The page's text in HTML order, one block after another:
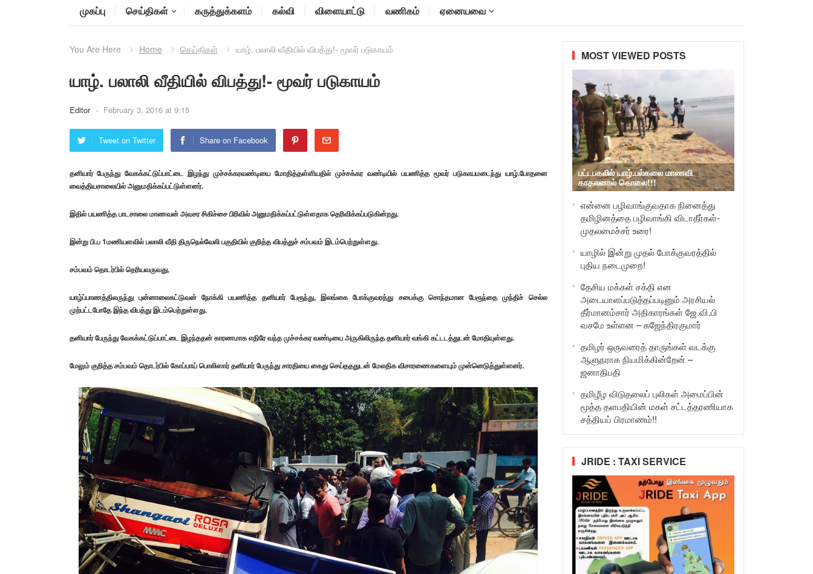
முகப்பு செய்திகள் கருத்துக்களம் கல்வி விளையாட்டு வணிகம் ஏனையவை
You Are Here Home செய்திகள் யாழ். பலாலி வீதியில் விபத்து!- மூவர் படுகாயம்
யாழ். பலாலி வீதியில் விபத்து!- மூவர் படுகாயம்
Editor - February 3, 2016 at 9:15
Tweet on Twitter Share on Facebook
தனியார் பேருந்து வேகக்கட்டுப்பாட்டை இழந்து முச்சக்கரவண்டியை மோதித்தள்ளியதில் முச்சக்கர வண்டியில் பயணித்த மூவர் படுகாயமடைந்து யாழ்.போதனை
வைத்தியசாலையில் அனுமதிக்கப்பட்டுள்ளனர்.
இதில் பயணித்த பாடசாலை மாணவன் அவசர சிகிச்சை பிரிவில் அனுமதிக்கப்பட்டுள்ளதாக தெரிவிக்கப்படுகின்றது.
இன்று பி.ப 1மணியளவில் பலாலி வீதி திருநெல்வேலி பகுதியில் குறித்த விபத்துச் சம்பவம் இடம்பெற்றுள்ளது.
சம்பவம் தொடர்பில் தெரியவருவது,
யாழ்ப்பாணத்திலருந்து புன்னாலைகட்டுவன் நோக்கி பயணித்த தனியார் பேரூந்து, இலங்கை போக்குவரத்து சபைக்கு சொந்தமான பேரூந்தை முந்திச் செல்ல
முற்பட்டபோதே இந்த விபத்து இடம்பெற்றுள்ளது.
தனியார் பேருந்து வேகக்கட்டுப்பாட்டை இழந்ததன் காரணமாக எதிரே வந்த முச்சக்கர வண்டியை அருகிலிருந்த தனியார் வங்கி கட்டடத்துடன் மோதியுள்ளது.
மேலும் குறித்த சம்பவம் தொடர்பில் கோப்பாய் பொலிஸார் தனியார் பேருந்து சாரதியை கைது செய்தததுடன் மேலதிக விசாரணைகளையும் முன்னெடுத்துள்ளனர்.
MOST VIEWED POSTS
பட்டபகலில் யாழ்.பல்கலை மாணவி
காதலனால் கொலை!!!
என்னை பழிவாங்குவதாக நினைத்து
தமிழினத்தை பழிவாங்கி விடாதீர்கள்-
முதலமைச்சர் உரை!
யாழில் இன்று முதல் போக்குவரத்தில்
புதிய நடைமுறை!
தேசிய மக்கள் சக்தி என
அடையாளப்படுத்தப்படினும் அரசியல்
தீர்மானம்சார் அதிகாரங்கள் ஜே.வி.பி
வசமே உள்ளன – கஜேந்திரகுமார்
தமிழர் ஒருவரைத் தாருங்கள் வடக்கு
ஆளுநராக நியமிக்கின்றேன் –
ஜனாதிபதி
தமிழீழ விடுதலைப் புலிகள் அமைப்பின்
மூத்த தளபதியின் மகள் சட்டத்தரணியாக
சத்தியப் பிரமாணம்!!
JRIDE : TAXI SERVICE